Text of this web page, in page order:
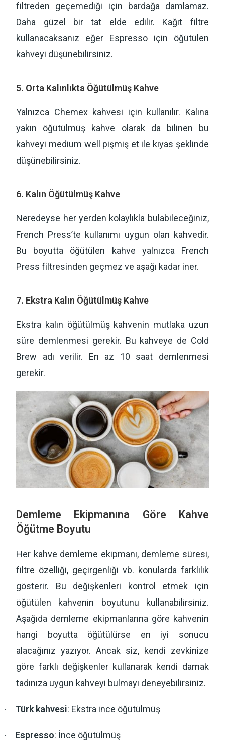
filtreden geçemediği için bardağa damlamaz.
Daha güzel bir tat elde edilir. Kağıt filtre
kullanacaksanız eğer Espresso için öğütülen
kahveyi düşünebilirsiniz.
5. Orta Kalınlıkta Öğütülmüş Kahve
Yalnızca Chemex kahvesi için kullanılır. Kalına
yakın öğütülmüş kahve olarak da bilinen bu
kahveyi medium well pişmiş et ile kıyas şeklinde
düşünebilirsiniz.
6. Kalın Öğütülmüş Kahve
Neredeyse her yerden kolaylıkla bulabileceğiniz,
French Press’te kullanımı uygun olan kahvedir.
Bu boyutta öğütülen kahve yalnızca French
Press filtresinden geçmez ve aşağı kadar iner.
7. Ekstra Kalın Öğütülmüş Kahve
Ekstra kalın öğütülmüş kahvenin mutlaka uzun
süre demlenmesi gerekir. Bu kahveye de Cold
Brew adı verilir. En az 10 saat demlenmesi
gerekir.
Demleme Ekipmanına Göre Kahve
Öğütme Boyutu
Her kahve demleme ekipmanı, demleme süresi,
filtre özelliği, geçirgenliği vb. konularda farklılık
gösterir. Bu değişkenleri kontrol etmek için
öğütülen kahvenin boyutunu kullanabilirsiniz.
Aşağıda demleme ekipmanlarına göre kahvenin
hangi boyutta öğütülürse en iyi sonucu
alacağınız yazıyor. Ancak siz, kendi zevkinize
göre farklı değişkenler kullanarak kendi damak
tadınıza uygun kahveyi bulmayı deneyebilirsiniz.
· Türk kahvesi: Ekstra ince öğütülmüş
· Espresso: İnce öğütülmüş